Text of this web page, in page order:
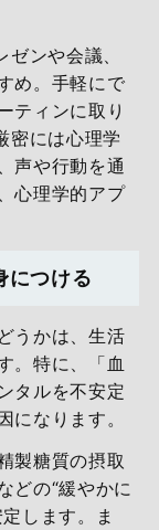
ンや会議、
め。手軽にで
ティンに取り
密には心理学
声や行動を通
心理学的アプ
につける
うかは、生活
。特に、「血
タルを不安定
になります。
製糖質の摂取
どの“緩やかに
します。ま